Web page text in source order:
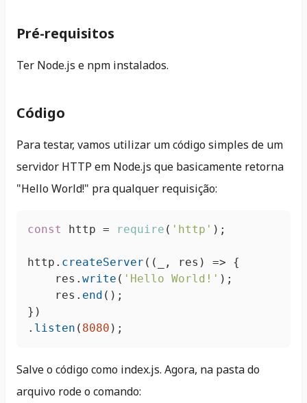
Pré-requisitos
Ter Node.js e npm instalados.
Código
Para testar, vamos utilizar um código simples de um
servidor HTTP em Node.js que basicamente retorna
"Hello World!" pra qualquer requisição:
const http = require ( 'http' );
http. createServer ( ( _, res ) => {
    res.
write ( 'Hello World!' );
    res.
end ();
})
. listen ( 8080 );
Salve o código como index.js. Agora, na pasta do
arquivo rode o comando: